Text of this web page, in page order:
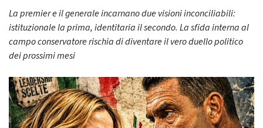
La premier e il generale incarnano due visioni inconciliabili:
istituzionale la prima, identitaria il secondo. La sfida interna al
campo conservatore rischia di diventare il vero duello politico
dei prossimi mesi